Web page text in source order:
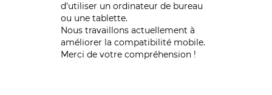
d'utiliser un ordinateur de bureau
ou une tablette.
Nous travaillons actuellement à
améliorer la compatibilité mobile.
Merci de votre compréhension !